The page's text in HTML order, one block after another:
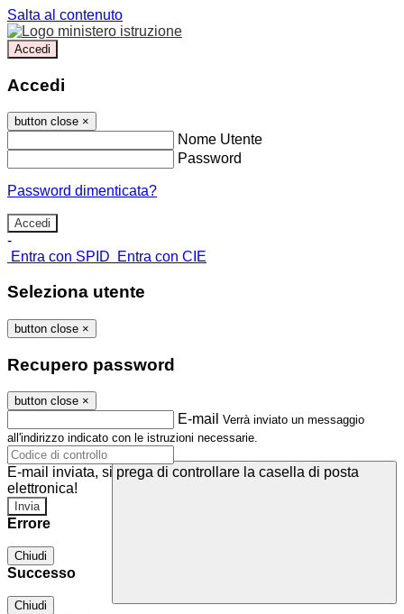
Salta al contenuto
Accedi
Accedi
button close ×
Nome Utente
Password
Password dimenticata?
-
Entra con SPID
Entra con CIE
Seleziona utente
button close ×
Recupero password
button close ×
E-mail Verrà inviato un messaggio
all'indirizzo indicato con le istruzioni necessarie.
E-mail inviata, si prega di controllare la casella di posta
elettronica!
Errore
Chiudi
Successo
Chiudi